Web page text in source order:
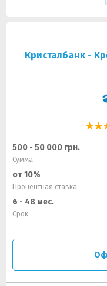
Кристалбанк -
500 - 50 000 грн.
Сумма
от 10%
Процентная ставка
6 - 48 мес.
Срок